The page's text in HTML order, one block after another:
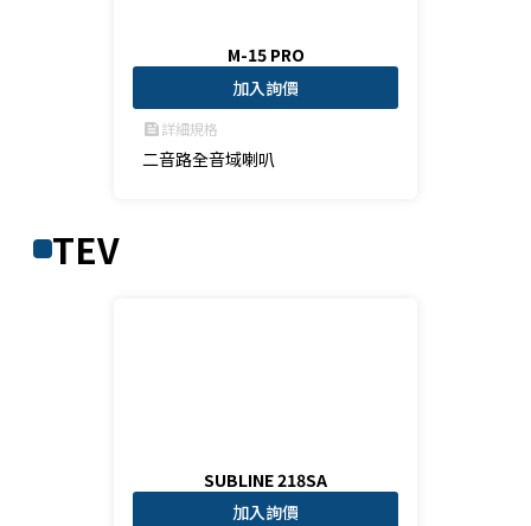
M-15 PRO
加入詢價
feed詳細規格
二音路全音域喇叭
TEV
SUBLINE 218SA
加入詢價